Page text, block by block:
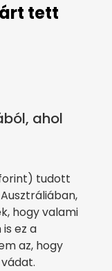
tett
ahol
tudott
hogy valami
ez a
az, hogy